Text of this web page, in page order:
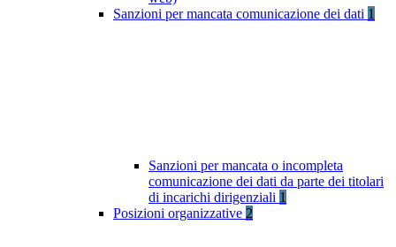
Sanzioni per mancata comunicazione dei dati 1
Sanzioni per mancata o incompleta
comunicazione dei dati da parte dei titolari
di incarichi dirigenziali 1
Posizioni organizzative 2